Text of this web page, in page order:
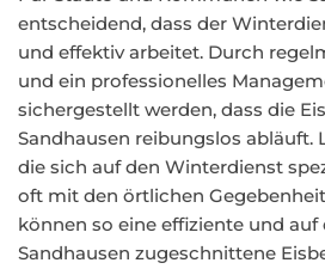
entscheidend, dass der
und effektiv arbeitet. Durch
und ein professionelles
sichergestellt werden, dass die
Sandhausen reibungslos abläuft.
die sich auf den Winterdienst
oft mit den örtlichen
können so eine effiziente und auf
Sandhausen zugeschnittene